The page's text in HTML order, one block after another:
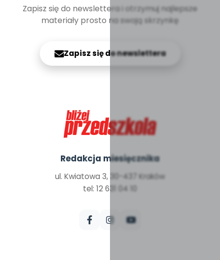
Zapisz się do newslettera i otrzymuj najlepsze
materiały prosto na swoją skrzynkę
Zapisz się do newslettera
Redakcja miesięcznika
ul. Kwiatowa 3, 30-437 Kraków
tel: 12 631 04 10